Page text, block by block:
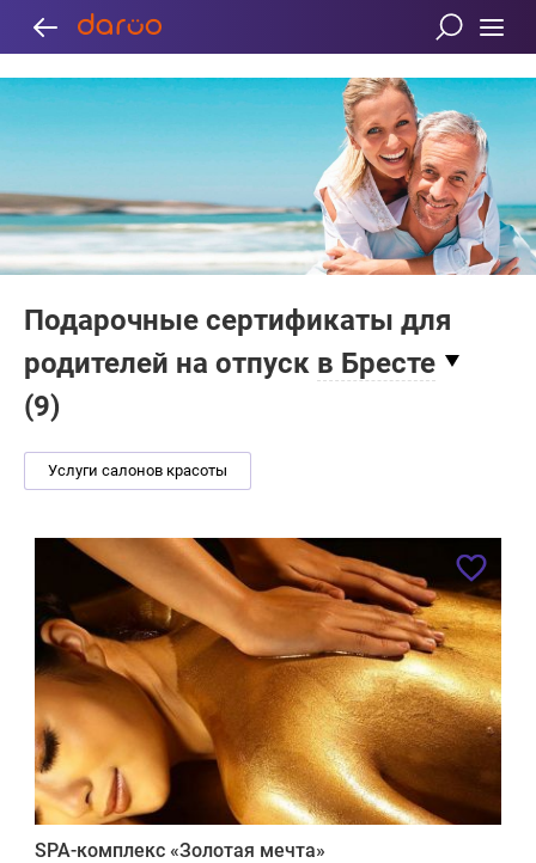
Подарочные сертификаты для
родителей на отпуск в Бресте
(9)
Услуги салонов красоты
SPA-комплекс «Золотая мечта»